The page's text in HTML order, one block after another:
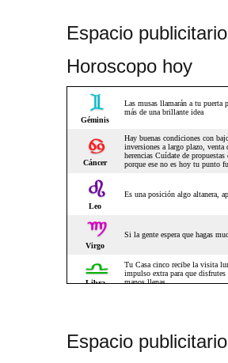
Espacio publicitario
Horoscopo hoy
Espacio publicitario